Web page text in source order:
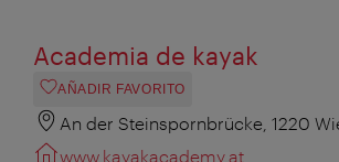
Academia de kayak
AÑADIR FAVORITO
An der Steinspornbrücke, 1220
www.kayakacademy.at